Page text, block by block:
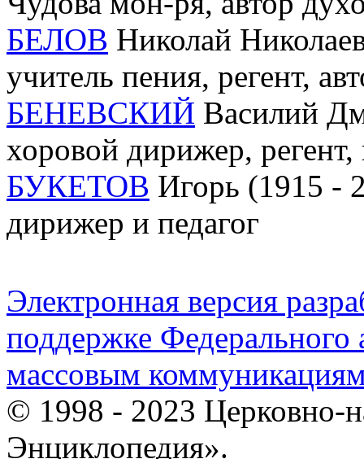
БЕЛОВ Николай
учитель пения, регент,
БЕНЕВСКИЙ Василий
хоровой дирижер, регент,
БУКЕТОВ Игорь (1915 -
дирижер и педагог
Электронная версия
поддержке Федерального
массовым
© 1998 - 2023 Церковно-
Энциклопедия».